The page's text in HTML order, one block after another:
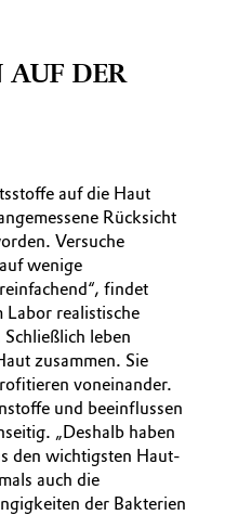
AUF DER
auf die Haut
Rücksicht
Versuche
wenige
findet
Labor realistische
leben
zusammen. Sie
voneinander.
und beeinflussen
„Deshalb haben
den wichtigsten Haut­
auch die
der Bakterien